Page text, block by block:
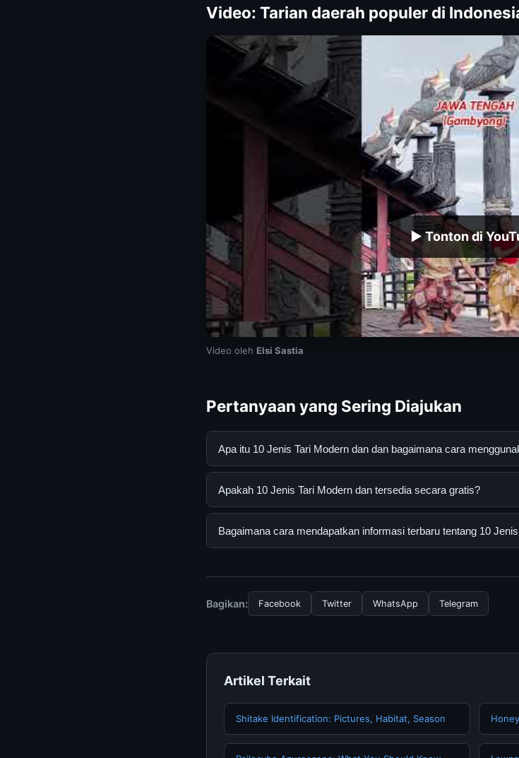
Video: Tarian daerah populer di
▶ Tonton di
Video oleh Elsi Sastia
Pertanyaan yang Sering Diajukan
Apa itu 10 Jenis Tari Modern dan dan bagaimana cara
10 Jenis Tari Modern dan adalah layanan digital yang
mengikuti panduan yang tersedia.
Apakah 10 Jenis Tari Modern dan tersedia secara gratis?
Ya, 10 Jenis Tari Modern dan dapat diakses secara gratis oleh
Bagaimana cara mendapatkan informasi terbaru tentang 10
Bagikan:
Facebook Twitter WhatsApp Telegram
Artikel Terkait
Shitake Identification: Pictures, Habitat, Season